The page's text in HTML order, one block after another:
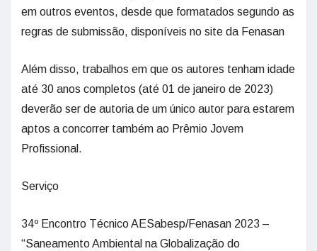
em outros eventos, desde que formatados segundo as
regras de submissão, disponíveis no site da Fenasan
Além disso, trabalhos em que os autores tenham idade
até 30 anos completos (até 01 de janeiro de 2023)
deverão ser de autoria de um único autor para estarem
aptos a concorrer também ao Prêmio Jovem
Profissional.
Serviço
34º Encontro Técnico AESabesp/Fenasan 2023 –
“Saneamento Ambiental na Globalização do